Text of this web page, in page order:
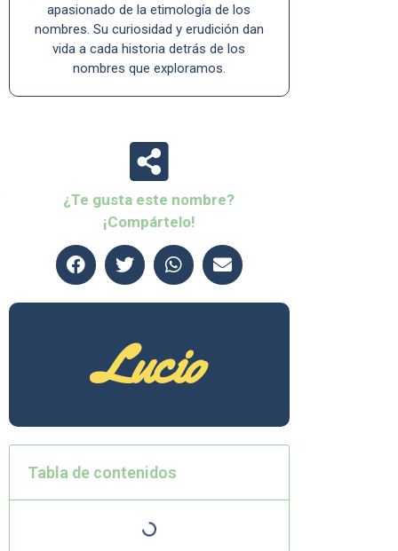
apasionado de la etimología de los
nombres. Su curiosidad y erudición dan
vida a cada historia detrás de los
nombres que exploramos.
¿Te gusta este nombre?
¡Compártelo!
Lucio
Tabla de contenidos